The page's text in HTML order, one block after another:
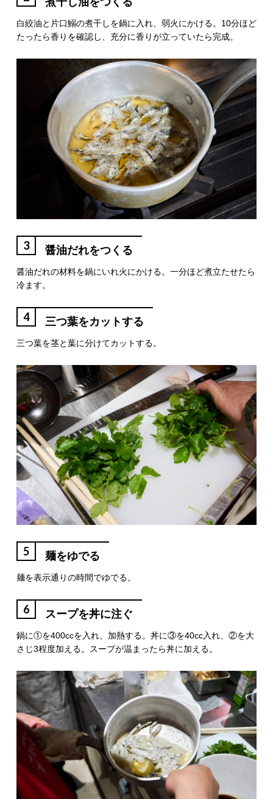
白絞油と片口鰯の煮干しを鍋に入れ、弱火にかける。10分ほど
たったら香りを確認し、充分に香りが立っていたら完成。
3 醤油だれをつくる
醤油だれの材料を鍋にいれ火にかける。一分ほど煮立たせたら
冷ます。
4 三つ葉をカットする
三つ葉を茎と葉に分けてカットする。
5 麺をゆでる
麺を表示通りの時間でゆでる。
6 スープを丼に注ぐ
鍋に①を400ccを入れ、加熱する。丼に③を40cc入れ、②を大
さじ3程度加える。スープが温まったら丼に加える。